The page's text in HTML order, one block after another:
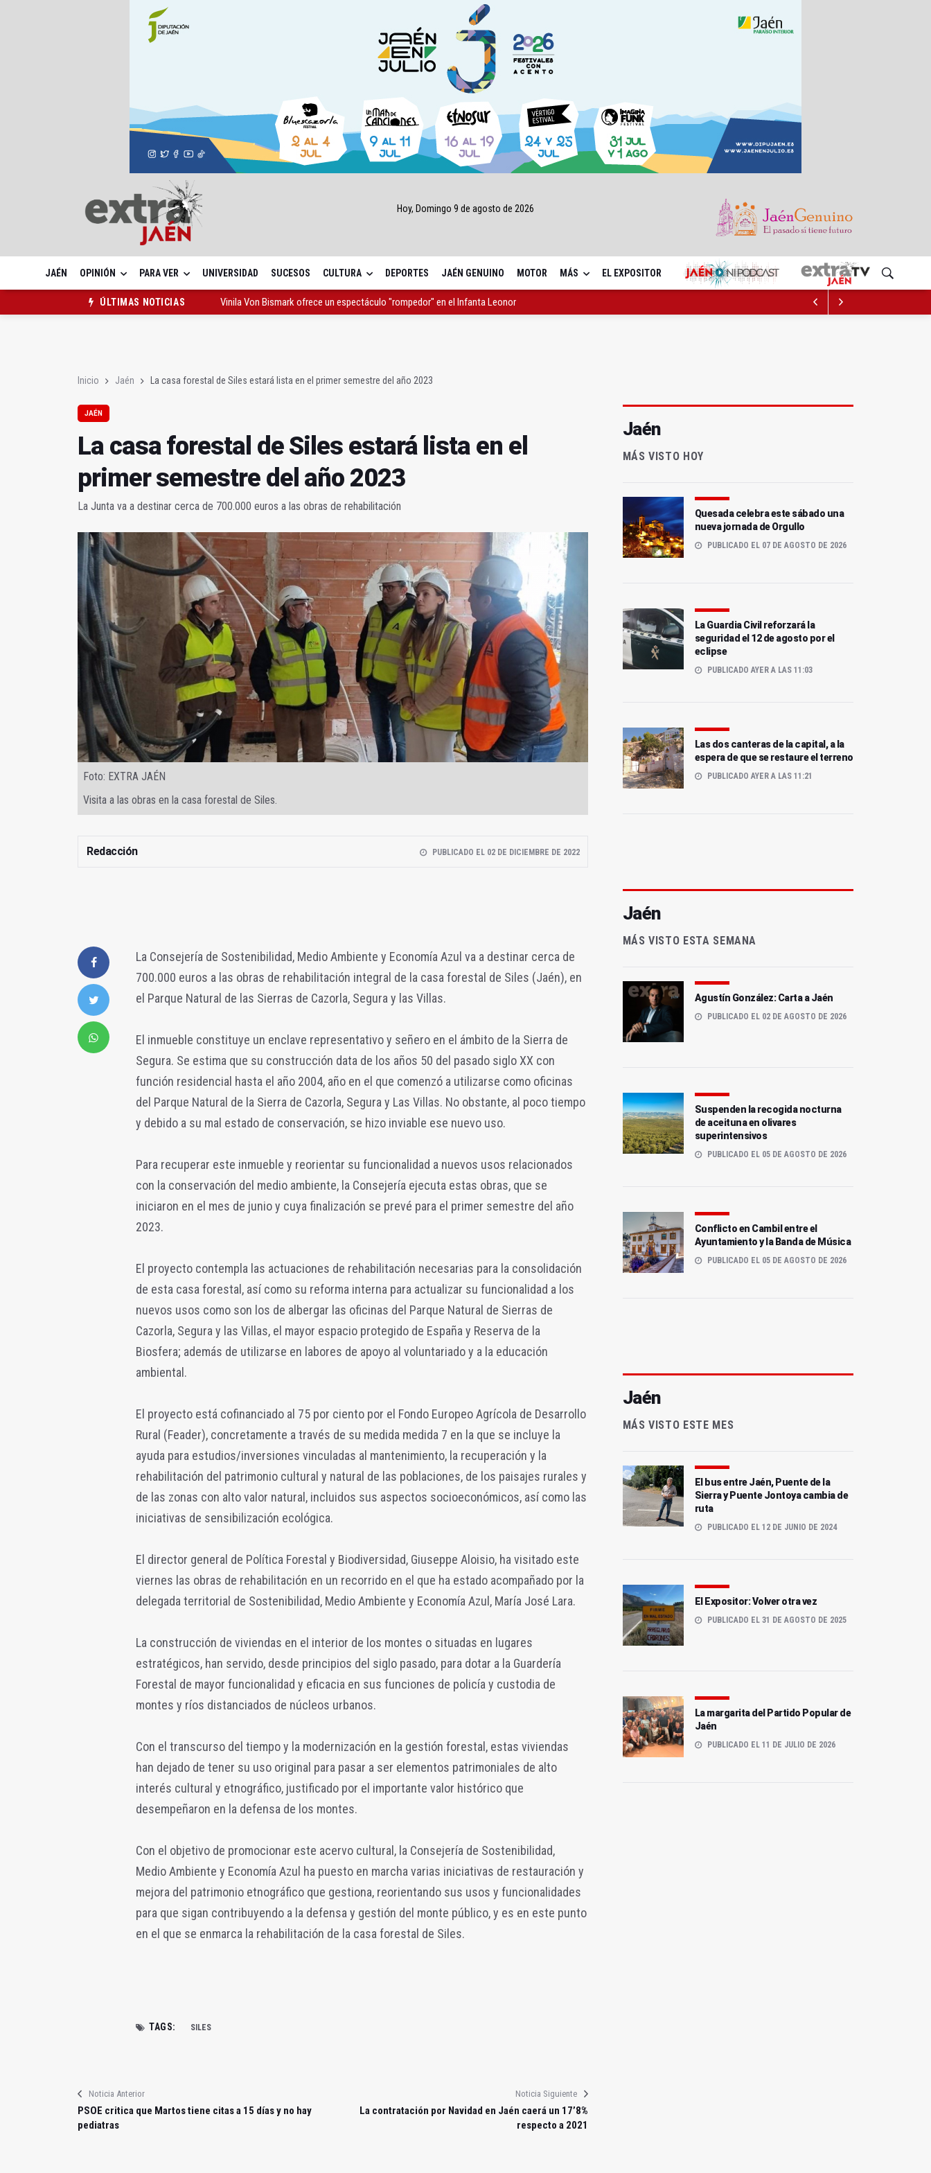
Hoy, Domingo 9 de agosto de 2026
JAÉN OPINIÓN PARA VER UNIVERSIDAD SUCESOS CULTURA DEPORTES JAÉN GENUINO MOTOR MÁS EL EXPOSITOR
ÚLTIMAS NOTICIAS
Vinila Von Bismark ofrece un espectáculo "rompedor" en el Infanta Leonor
Inicio Jaén La casa forestal de Siles estará lista en el primer semestre del año 2023
JAÉN
La casa forestal de Siles estará lista en el
primer semestre del año 2023
La Junta va a destinar cerca de 700.000 euros a las obras de rehabilitación
Foto: EXTRA JAÉN
Visita a las obras en la casa forestal de Siles.
Redacción PUBLICADO EL 02 DE DICIEMBRE DE 2022
La Consejería de Sostenibilidad, Medio Ambiente y Economía Azul va a destinar cerca de
700.000 euros a las obras de rehabilitación integral de la casa forestal de Siles (Jaén), en
el Parque Natural de las Sierras de Cazorla, Segura y las Villas.
El inmueble constituye un enclave representativo y señero en el ámbito de la Sierra de
Segura. Se estima que su construcción data de los años 50 del pasado siglo XX con
función residencial hasta el año 2004, año en el que comenzó a utilizarse como oficinas
del Parque Natural de la Sierra de Cazorla, Segura y Las Villas. No obstante, al poco tiempo
y debido a su mal estado de conservación, se hizo inviable ese nuevo uso.
Para recuperar este inmueble y reorientar su funcionalidad a nuevos usos relacionados
con la conservación del medio ambiente, la Consejería ejecuta estas obras, que se
iniciaron en el mes de junio y cuya finalización se prevé para el primer semestre del año
2023.
El proyecto contempla las actuaciones de rehabilitación necesarias para la consolidación
de esta casa forestal, así como su reforma interna para actualizar su funcionalidad a los
nuevos usos como son los de albergar las oficinas del Parque Natural de Sierras de
Cazorla, Segura y las Villas, el mayor espacio protegido de España y Reserva de la
Biosfera; además de utilizarse en labores de apoyo al voluntariado y a la educación
ambiental.
El proyecto está cofinanciado al 75 por ciento por el Fondo Europeo Agrícola de Desarrollo
Rural (Feader), concretamente a través de su medida medida 7 en la que se incluye la
ayuda para estudios/inversiones vinculadas al mantenimiento, la recuperación y la
rehabilitación del patrimonio cultural y natural de las poblaciones, de los paisajes rurales y
de las zonas con alto valor natural, incluidos sus aspectos socioeconómicos, así como las
iniciativas de sensibilización ecológica.
El director general de Política Forestal y Biodiversidad, Giuseppe Aloisio, ha visitado este
viernes las obras de rehabilitación en un recorrido en el que ha estado acompañado por la
delegada territorial de Sostenibilidad, Medio Ambiente y Economía Azul, María José Lara.
La construcción de viviendas en el interior de los montes o situadas en lugares
estratégicos, han servido, desde principios del siglo pasado, para dotar a la Guardería
Forestal de mayor funcionalidad y eficacia en sus funciones de policía y custodia de
montes y ríos distanciados de núcleos urbanos.
Con el transcurso del tiempo y la modernización en la gestión forestal, estas viviendas
han dejado de tener su uso original para pasar a ser elementos patrimoniales de alto
interés cultural y etnográfico, justificado por el importante valor histórico que
desempeñaron en la defensa de los montes.
Con el objetivo de promocionar este acervo cultural, la Consejería de Sostenibilidad,
Medio Ambiente y Economía Azul ha puesto en marcha varias iniciativas de restauración y
mejora del patrimonio etnográfico que gestiona, reorientando sus usos y funcionalidades
para que sigan contribuyendo a la defensa y gestión del monte público, y es en este punto
en el que se enmarca la rehabilitación de la casa forestal de Siles.
TAGS: SILES
Noticia Anterior
PSOE critica que Martos tiene citas a 15 días y no hay
pediatras
Noticia Siguiente
La contratación por Navidad en Jaén caerá un 17’8%
respecto a 2021
Jaén
MÁS VISTO HOY
Quesada celebra este sábado una
nueva jornada de Orgullo
PUBLICADO EL 07 DE AGOSTO DE 2026
La Guardia Civil reforzará la
seguridad el 12 de agosto por el
eclipse
PUBLICADO AYER A LAS 11:03
Las dos canteras de la capital, a la
espera de que se restaure el terreno
PUBLICADO AYER A LAS 11:21
Jaén
MÁS VISTO ESTA SEMANA
Agustín González: Carta a Jaén
PUBLICADO EL 02 DE AGOSTO DE 2026
Suspenden la recogida nocturna
de aceituna en olivares
superintensivos
PUBLICADO EL 05 DE AGOSTO DE 2026
Conflicto en Cambil entre el
Ayuntamiento y la Banda de Música
PUBLICADO EL 05 DE AGOSTO DE 2026
Jaén
MÁS VISTO ESTE MES
El bus entre Jaén, Puente de la
Sierra y Puente Jontoya cambia de
ruta
PUBLICADO EL 12 DE JUNIO DE 2024
El Expositor: Volver otra vez
PUBLICADO EL 31 DE AGOSTO DE 2025
La margarita del Partido Popular de
Jaén
PUBLICADO EL 11 DE JULIO DE 2026